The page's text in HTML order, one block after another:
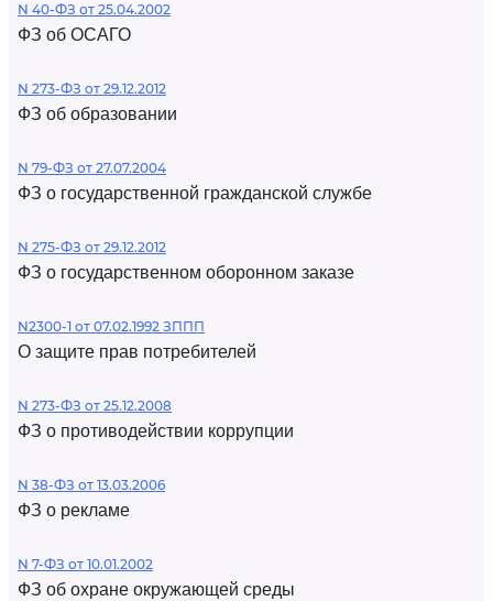
N 40-ФЗ от 25.04.2002
ФЗ об ОСАГО
N 273-ФЗ от 29.12.2012
ФЗ об образовании
N 79-ФЗ от 27.07.2004
ФЗ о государственной гражданской службе
N 275-ФЗ от 29.12.2012
ФЗ о государственном оборонном заказе
N2300-1 от 07.02.1992 ЗППП
О защите прав потребителей
N 273-ФЗ от 25.12.2008
ФЗ о противодействии коррупции
N 38-ФЗ от 13.03.2006
ФЗ о рекламе
N 7-ФЗ от 10.01.2002
ФЗ об охране окружающей среды